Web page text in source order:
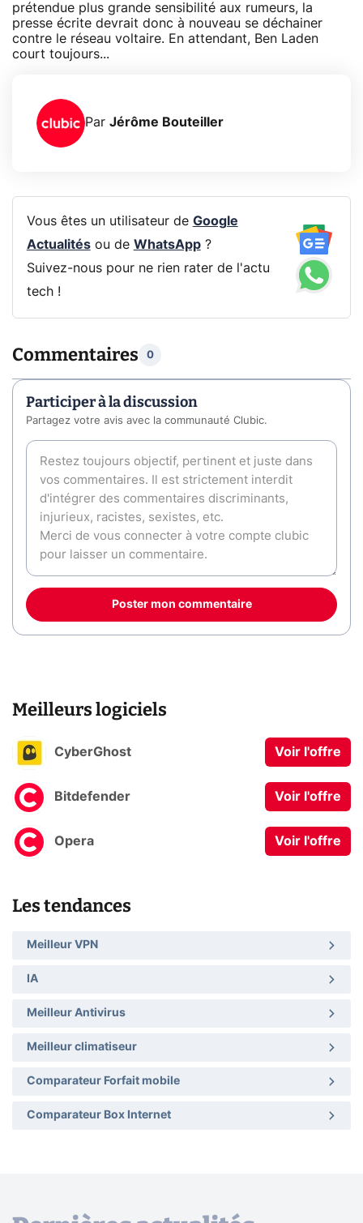
prétendue plus grande sensibilité aux rumeurs, la
presse écrite devrait donc à nouveau se déchainer
contre le réseau voltaire. En attendant, Ben Laden
court toujours...
Par Jérôme Bouteiller
Vous êtes un utilisateur de Google
Actualitésou de WhatsApp?
Suivez-nous pour ne rien rater de l'actu
tech !
Commentaires 0
Participer à la discussion
Partagez votre avis avec la communauté Clubic.
Poster mon commentaire
Meilleurs logiciels
CyberGhost Voir l'offre
Bitdefender Voir l'offre
Opera Voir l'offre
Les tendances
Meilleur VPN
IA
Meilleur Antivirus
Meilleur climatiseur
Comparateur Forfait mobile
Comparateur Box Internet